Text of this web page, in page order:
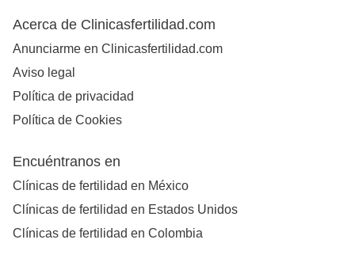
Acerca de Clinicasfertilidad.com
Anunciarme en Clinicasfertilidad.com
Aviso legal
Política de privacidad
Política de Cookies
Encuéntranos en
Clínicas de fertilidad en México
Clínicas de fertilidad en Estados Unidos
Clínicas de fertilidad en Colombia